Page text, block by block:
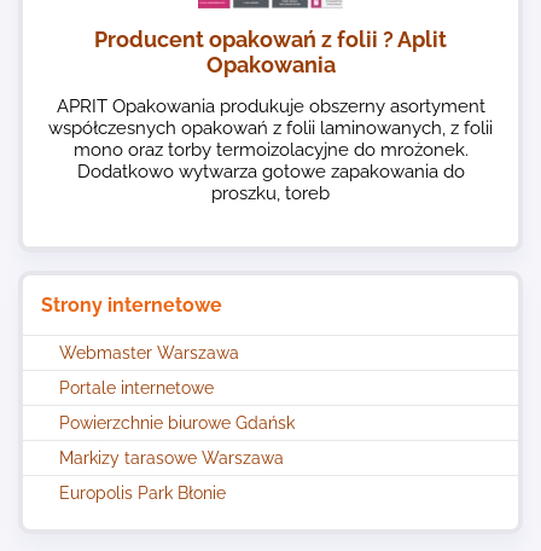
Strony internetowe
Webmaster Warszawa
Portale internetowe
Powierzchnie biurowe Gdańsk
Markizy tarasowe Warszawa
Europolis Park Błonie
Producent opakowań z folii ? Aplit
Opakowania
APRIT Opakowania produkuje obszerny asortyment
współczesnych opakowań z folii laminowanych, z folii
mono oraz torby termoizolacyjne do mrożonek.
Dodatkowo wytwarza gotowe zapakowania do
proszku, toreb